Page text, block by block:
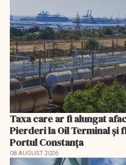
Taxa care ar fi alungat
Pierderi la Oil Terminal și
Portul Constanța
08 AUGUST 2026